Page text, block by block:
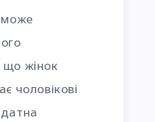
може
що жінок
чоловікові